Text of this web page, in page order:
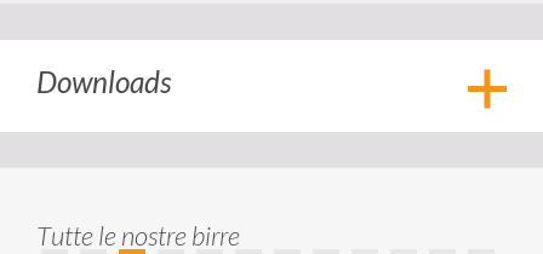
Downloads
Apri
Tutte le nostre birre